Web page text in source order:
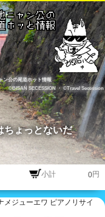
ン公の尾道ホット情報
©BISAN SECESSION
・©Travel Secession
円
ちょっとないだ
メジューエワ ピアノリサイ